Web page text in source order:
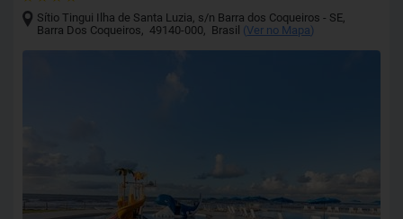
Sítio Tingui Ilha de Santa Luzia, s/n Barra dos Coqueiros - SE,
Barra Dos Coqueiros, 49140-000, Brasil (Ver no Mapa)